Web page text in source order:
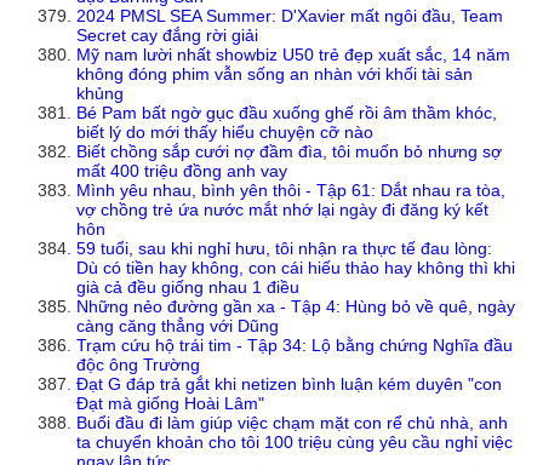
2024 PMSL SEA Summer: D'Xavier mất ngôi đầu, Team
Secret cay đắng rời giải
Mỹ nam lười nhất showbiz U50 trẻ đẹp xuất sắc, 14 năm
không đóng phim vẫn sống an nhàn với khối tài sản
khủng
Bé Pam bất ngờ gục đầu xuống ghế rồi âm thầm khóc,
biết lý do mới thấy hiểu chuyện cỡ nào
Biết chồng sắp cưới nợ đầm đìa, tôi muốn bỏ nhưng sợ
mất 400 triệu đồng anh vay
Mình yêu nhau, bình yên thôi - Tập 61: Dắt nhau ra tòa,
vợ chồng trẻ ứa nước mắt nhớ lại ngày đi đăng ký kết
hôn
59 tuổi, sau khi nghỉ hưu, tôi nhận ra thực tế đau lòng:
Dù có tiền hay không, con cái hiếu thảo hay không thì khi
già cả đều giống nhau 1 điều
Những nẻo đường gần xa - Tập 4: Hùng bỏ về quê, ngày
càng căng thẳng với Dũng
Trạm cứu hộ trái tim - Tập 34: Lộ bằng chứng Nghĩa đầu
độc ông Trường
Đạt G đáp trả gắt khi netizen bình luận kém duyên "con
Đạt mà giống Hoài Lâm"
Buổi đầu đi làm giúp việc chạm mặt con rể chủ nhà, anh
ta chuyển khoản cho tôi 100 triệu cùng yêu cầu nghỉ việc